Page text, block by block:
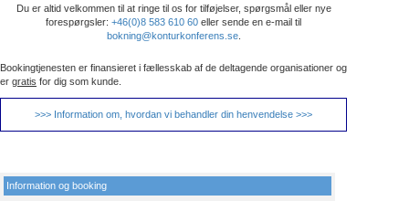
Du er altid velkommen til at ringe til os for tilføjelser, spørgsmål eller nye
forespørgsler: +46(0)8 583 610 60 eller sende en e-mail til
bokning@konturkonferens.se.
Bookingtjenesten er finansieret i fællesskab af de deltagende organisationer og
er gratis for dig som kunde.
>>> Information om, hvordan vi behandler din henvendelse >>>
Information og booking